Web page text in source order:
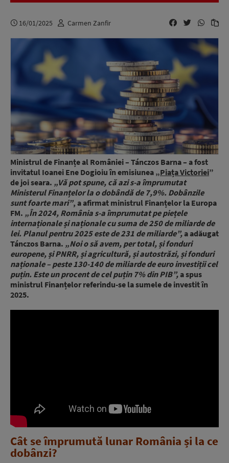
16/01/2025 Carmen Zanfir
Ministrul de Finanțe al României – Tánczos Barna – a fost
invitatul Ioanei Ene Dogioiu în emisiunea „Piața Victoriei”
de joi seara. „Vă pot spune, că azi s-a împrumutat
Ministerul Finanțelor la o dobândă de 7,9%. Dobânzile
sunt foarte mari”, a afirmat ministrul Finanțelor la Europa
FM. „În 2024, România s-a împrumutat pe piețele
internaționale și naționale cu suma de 250 de miliarde de
lei. Planul pentru 2025 este de 231 de miliarde”,a adăugat
Tánczos Barna. „Noi o să avem, per total, și fonduri
europene, și PNRR, și agricultură, și autostrăzi, și fonduri
naționale – peste 130-140 de miliarde de euro investiții cel
puțin. Este un procent de cel puțin 7% din PIB”,a spus
ministrul Finanțelor referindu-se la sumele de investit în
2025.
Cât se împrumută lunar România și la ce
dobânzi?